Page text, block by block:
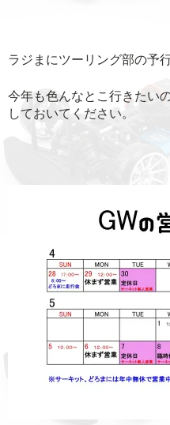
ラジまにツーリング部の予
今年も色んなとこ行きたい
しておいてください。